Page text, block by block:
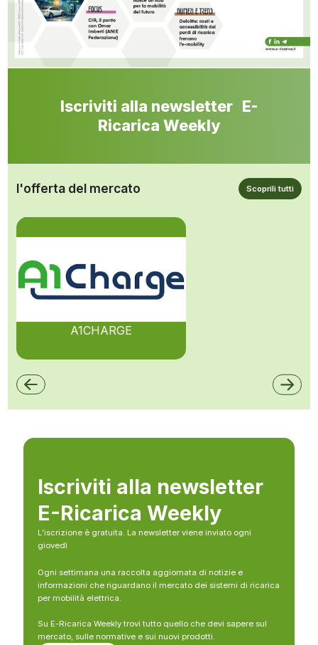
Iscriviti alla newsletter E-
Ricarica Weekly
l'offerta del mercato Scoprili tutti
A1CHARGE
Iscriviti alla newsletter
E-Ricarica Weekly
L’iscrizione è gratuita. La newsletter viene inviato ogni
giovedì
Ogni settimana una raccolta aggiornata di notizie e
informazioni che riguardano il mercato dei sistemi di ricarica
per mobilità elettrica.
Su E-Ricarica Weekly trovi tutto quello che devi sapere sul
mercato, sulle normative e sui nuovi prodotti.